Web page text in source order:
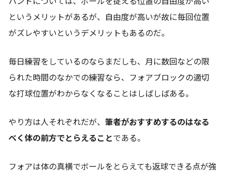
というメリットがあるが、自由度が高いが故に毎回位置
がズレやすいというデメリットもあるのだ。
毎日練習をしているのならまだしも、月に数回などの限
られた時間のなかでの練習なら、フォアブロックの適切
な打球位置がわからなくなることはしばしばある。
やり方は人それぞれだが、 筆者がおすすめするのはなる
べく体の前方でとらえることである。
フォアは体の真横でボールをとらえても返球できる点が強